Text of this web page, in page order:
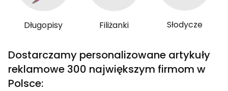
Długopisy Filiżanki Słodycze
Dostarczamy personalizowane artykuły
reklamowe 300 największym firmom w
Polsce: